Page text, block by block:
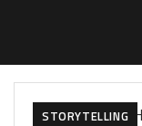
ESTRATÉGIA
STORYTELLING